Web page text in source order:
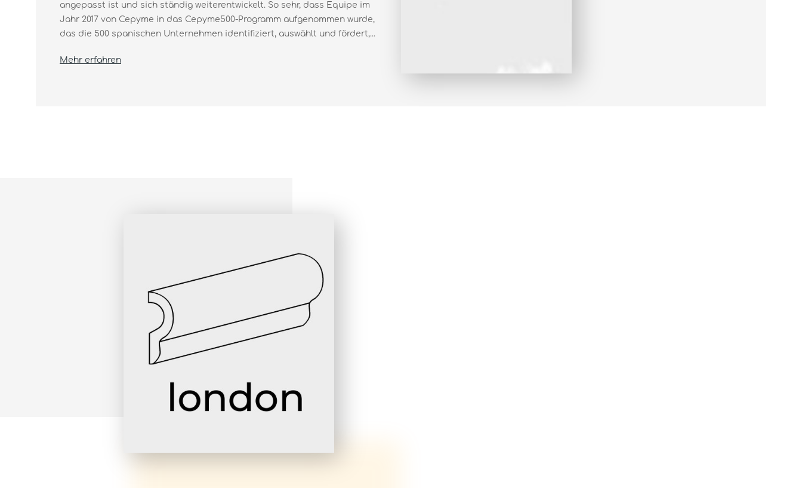
angepasst ist und sich ständig weiterentwickelt. So sehr, dass Equipe im
Jahr 2017 von Cepyme in das Cepyme500-Programm aufgenommen wurde,
das die 500 spanischen Unternehmen identifiziert, auswählt und fördert,...
Mehr erfahren